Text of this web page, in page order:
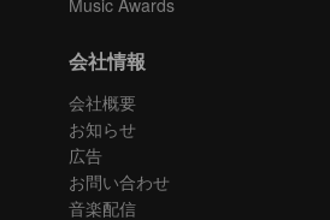
Music Awards
会社情報
会社概要
お知らせ
広告
お問い合わせ
音楽配信